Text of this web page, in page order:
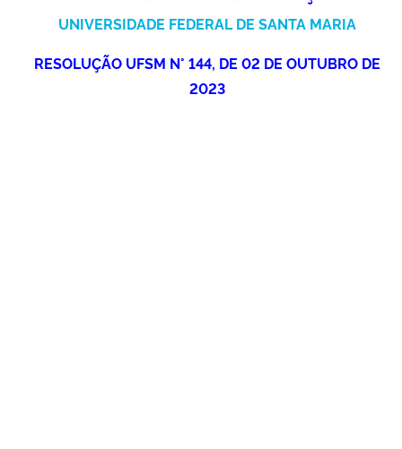
Ministério da Saúde
UNIVERSIDADE FEDERAL DE SANTA MARIA
RESOLUÇÃO UFSM N° 144, DE 02 DE OUTUBRO DE
2023